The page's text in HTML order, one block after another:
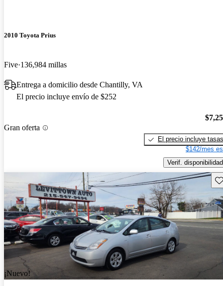
2010 Toyota Prius
Five 136,984 millas
Entrega a domicilio desde Chantilly, VA
El precio incluye envío de $252
Gran oferta
El precio incluye tasas
$142/mes
Verif. disponibilidad
¡Nuevo!